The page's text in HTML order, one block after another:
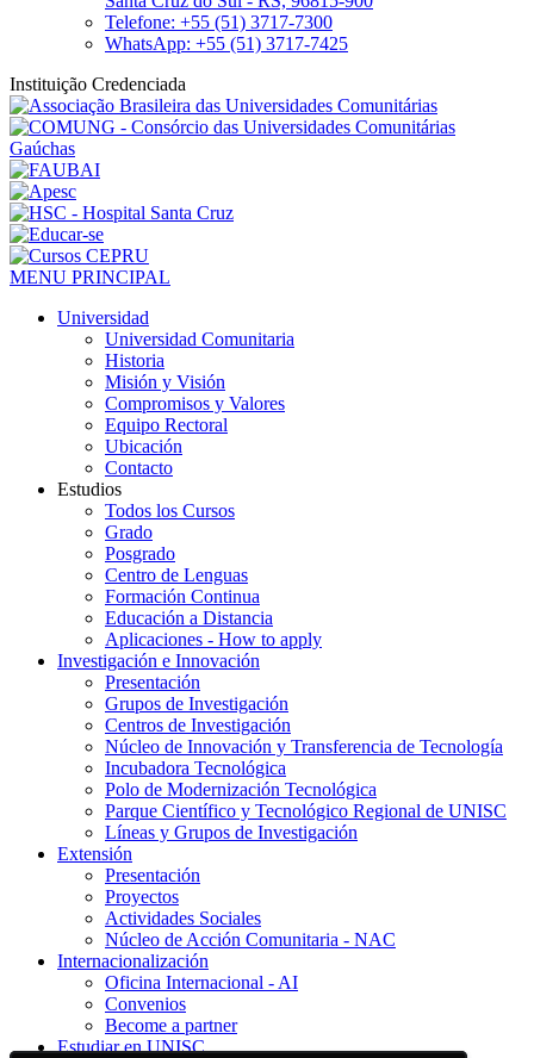
Telefone: +55 (51) 3717-7300
WhatsApp: +55 (51) 3717-7425
Instituição Credenciada
MENU PRINCIPAL
Universidad
Universidad Comunitaria
Historia
Misión y Visión
Compromisos y Valores
Equipo Rectoral
Ubicación
Contacto
Estudios
Todos los Cursos
Grado
Posgrado
Centro de Lenguas
Formación Continua
Educación a Distancia
Aplicaciones - How to apply
Investigación e Innovación
Presentación
Grupos de Investigación
Centros de Investigación
Núcleo de Innovación y Transferencia de Tecnología
Incubadora Tecnológica
Polo de Modernización Tecnológica
Parque Científico y Tecnológico Regional de UNISC
Líneas y Grupos de Investigación
Extensión
Presentación
Proyectos
Actividades Sociales
Núcleo de Acción Comunitaria - NAC
Internacionalización
Oficina Internacional - AI
Convenios
Become a partner
Estudiar en UNISC